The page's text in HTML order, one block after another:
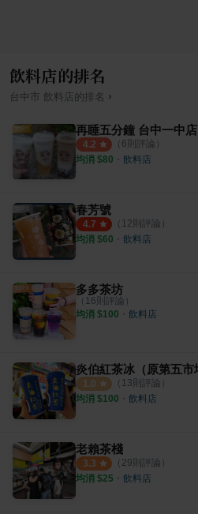
飲料店的排名
台中市 飲料店的排名 ›
再睡五分鐘 台中一中店
4.2 （ 6則評論）
均消 $80 ・ 飲料店
春芳號
4.7 （ 12則評論）
均消 $60 ・ 飲料店
多多茶坊
（ 16則評論）
均消 $100 ・ 飲料店
1.0 （ 13則評論）
均消 $100 ・ 飲料店
老賴茶棧
3.3 （ 29則評論）
均消 $25 ・ 飲料店